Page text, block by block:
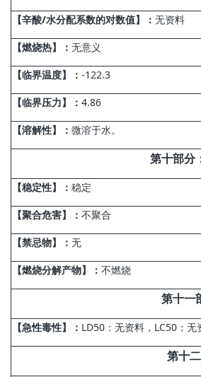
【辛酸/水分配系数的对数值】： 无资料
【燃烧热】： 无意义
【临界温度】： -122.3
【临界压力】： 4.86
【溶解性】： 微溶于水。
第十部分
【稳定性】： 稳定
【聚合危害】： 不聚合
【禁忌物】： 无
【燃烧分解产物】： 不燃烧
第十一
【急性毒性】： LD50：无资料，LC50：无
第十二